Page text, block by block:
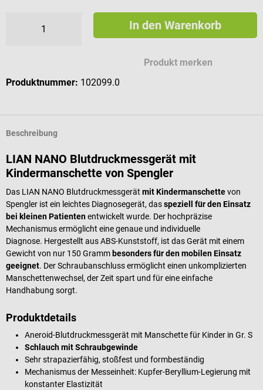
In den Warenkorb
Produkt merken
Produktnummer: 102099.0
Beschreibung
LIAN NANO Blutdruckmessgerät mit
Kindermanschette von Spengler
Das LIAN NANO Blutdruckmessgerät mit Kindermanschettevon
Spengler ist ein leichtes Diagnosegerät, dasspeziell für den Einsatz
bei kleinen Patientenentwickelt wurde. Der hochpräzise
Mechanismus ermöglicht eine genaue und individuelle
Diagnose. Hergestellt aus ABS-Kunststoff, ist das Gerät mit einem
Gewicht von nur 150 Gramm besonders für den mobilen Einsatz
geeignet. Der Schraubanschluss ermöglicht einen unkomplizierten
Manschettenwechsel, der Zeit spart und für eine einfache
Handhabung sorgt.
Produktdetails
Aneroid-Blutdruckmessgerät mit Manschette für Kinder in Gr. S
Schlauch mit Schraubgewinde
Sehr strapazierfähig, stoßfest und formbeständig
Mechanismus der Messeinheit: Kupfer-Beryllium-Legierung mit
konstanter Elastizität